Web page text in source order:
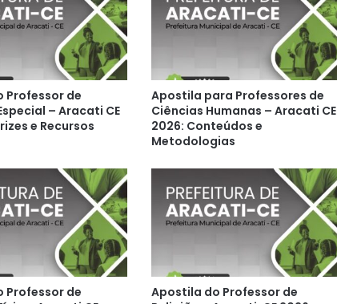
Professor de
– Aracati CE
e Recursos
Apostila para Professores de
Ciências Humanas – Aracati CE
2026: Conteúdos e
Metodologias
Professor de
Apostila do Professor de